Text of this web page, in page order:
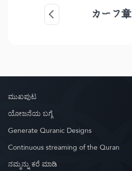
カーフ章
ಮುಖಪುಟ
ಯೋಜನೆಯ ಬಗ್ಗೆ
Generate Quranic Designs
Continuous streaming of the Quran
ನಮ್ಮನ್ನು ಕರೆ ಮಾಡಿ